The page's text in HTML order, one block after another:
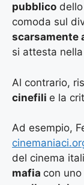
pubblico
comoda sul
scarsamente
si attesta
Al contrario,
cinefili e la
Ad esempio,
del cinema
mafia con